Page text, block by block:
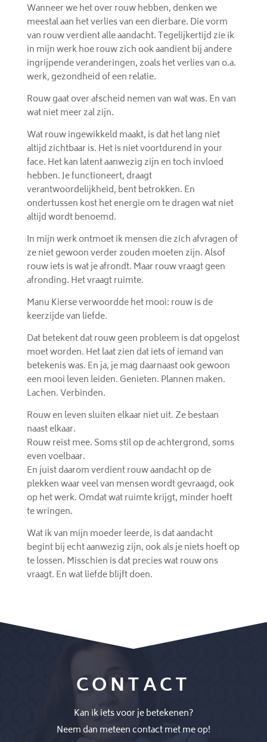
Wanneer we het over rouw hebben, denken we
meestal aan het verlies van een dierbare. Die vorm
van rouw verdient alle aandacht. Tegelijkertijd zie ik
in mijn werk hoe rouw zich ook aandient bij andere
ingrijpende veranderingen, zoals het verlies van o.a.
werk, gezondheid of een relatie.
Rouw gaat over afscheid nemen van wat was. En van
wat niet meer zal zijn.
Wat rouw ingewikkeld maakt, is dat het lang niet
altijd zichtbaar is. Het is niet voortdurend in your
face. Het kan latent aanwezig zijn en toch invloed
hebben. Je functioneert, draagt
verantwoordelijkheid, bent betrokken. En
ondertussen kost het energie om te dragen wat niet
altijd wordt benoemd.
In mijn werk ontmoet ik mensen die zich afvragen of
ze niet gewoon verder zouden moeten zijn. Alsof
rouw iets is wat je afrondt. Maar rouw vraagt geen
afronding. Het vraagt ruimte.
Manu Kierse verwoordde het mooi: rouw is de
keerzijde van liefde.
Dat betekent dat rouw geen probleem is dat opgelost
moet worden. Het laat zien dat iets of iemand van
betekenis was. En ja, je mag daarnaast ook gewoon
een mooi leven leiden. Genieten. Plannen maken.
Lachen. Verbinden.
Rouw en leven sluiten elkaar niet uit. Ze bestaan
naast elkaar.
Rouw reist mee. Soms stil op de achtergrond, soms
even voelbaar.
En juist daarom verdient rouw aandacht op de
plekken waar veel van mensen wordt gevraagd, ook
op het werk. Omdat wat ruimte krijgt, minder hoeft
te wringen.
Wat ik van mijn moeder leerde, is dat aandacht
begint bij echt aanwezig zijn, ook als je niets hoeft op
te lossen. Misschien is dat precies wat rouw ons
vraagt. En wat liefde blijft doen.
CONTACT
Kan ik iets voor je betekenen?
Neem dan meteen contact met me op!